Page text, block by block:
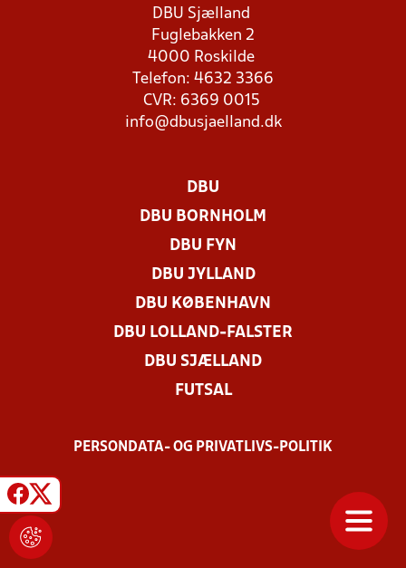
DBU Sjælland
Fuglebakken 2
4000 Roskilde
Telefon: 4632 3366
CVR: 6369 0015
info@dbusjaelland.dk
DBU
DBU BORNHOLM
DBU FYN
DBU JYLLAND
DBU KØBENHAVN
DBU LOLLAND-FALSTER
DBU SJÆLLAND
FUTSAL
PERSONDATA- OG PRIVATLIVS-POLITIK